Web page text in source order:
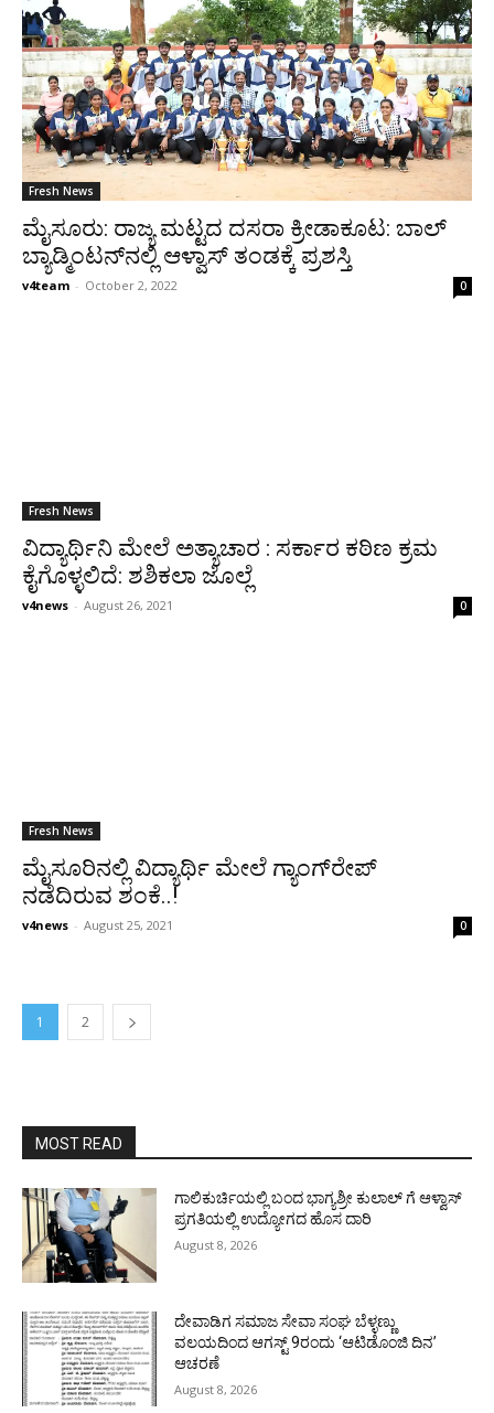
Fresh News
ಮೈಸೂರು: ರಾಜ್ಯ ಮಟ್ಟದ ದಸರಾ ಕ್ರೀಡಾಕೂಟ: ಬಾಲ್
ಬ್ಯಾಡ್ಮಿಂಟನ್‌ನಲ್ಲಿ ಆಳ್ವಾಸ್ ತಂಡಕ್ಕೆ ಪ್ರಶಸ್ತಿ
v4team - October 2, 2022 0
Fresh News
ವಿದ್ಯಾರ್ಥಿನಿ ಮೇಲೆ ಅತ್ಯಾಚಾರ : ಸರ್ಕಾರ ಕಠಿಣ ಕ್ರಮ
ಕೈಗೊಳ್ಳಲಿದೆ: ಶಶಿಕಲಾ ಜೊಲ್ಲೆ
v4news - August 26, 2021 0
Fresh News
ಮೈಸೂರಿನಲ್ಲಿ ವಿದ್ಯಾರ್ಥಿ ಮೇಲೆ ಗ್ಯಾಂಗ್‌ರೇಪ್
ನಡೆದಿರುವ ಶಂಕೆ..!
v4news - August 25, 2021 0
1 2
MOST READ
ಗಾಲಿಕುರ್ಚಿಯಲ್ಲಿ ಬಂದ ಭಾಗ್ಯಶ್ರೀ ಕುಲಾಲ್ ಗೆ ಆಳ್ವಾಸ್
ಪ್ರಗತಿಯಲ್ಲಿ ಉದ್ಯೋಗದ ಹೊಸ ದಾರಿ
August 8, 2026
ದೇವಾಡಿಗ ಸಮಾಜ ಸೇವಾ ಸಂಘ ಬೆಳ್ಳಣ್ಣು
ವಲಯದಿಂದ ಆಗಸ್ಟ್ 9ರಂದು ‘ಆಟಿಡೊಂಜಿ ದಿನ’
ಆಚರಣೆ
August 8, 2026